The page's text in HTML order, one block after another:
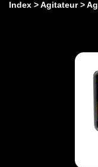
Index Agitateur